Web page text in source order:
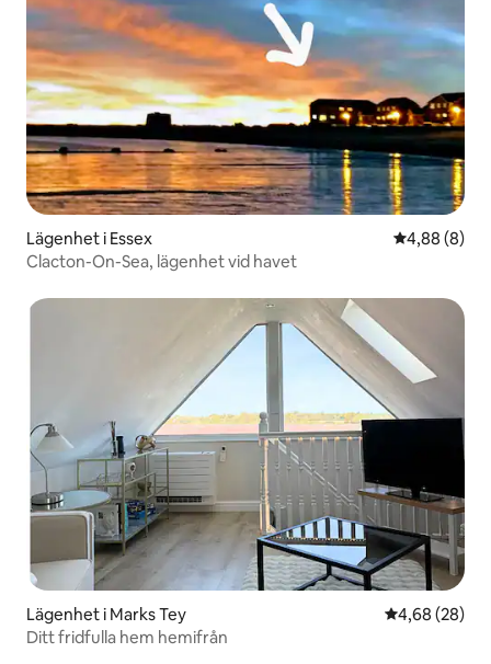
Lägenhet i Essex 4,88 av 5 i
4,88 (8)
Clacton-On-Sea, lägenhet vid havet
Lägenhet i Marks Tey 4,68 av 5 i
4,68 (28)
Ditt fridfulla hem hemifrån